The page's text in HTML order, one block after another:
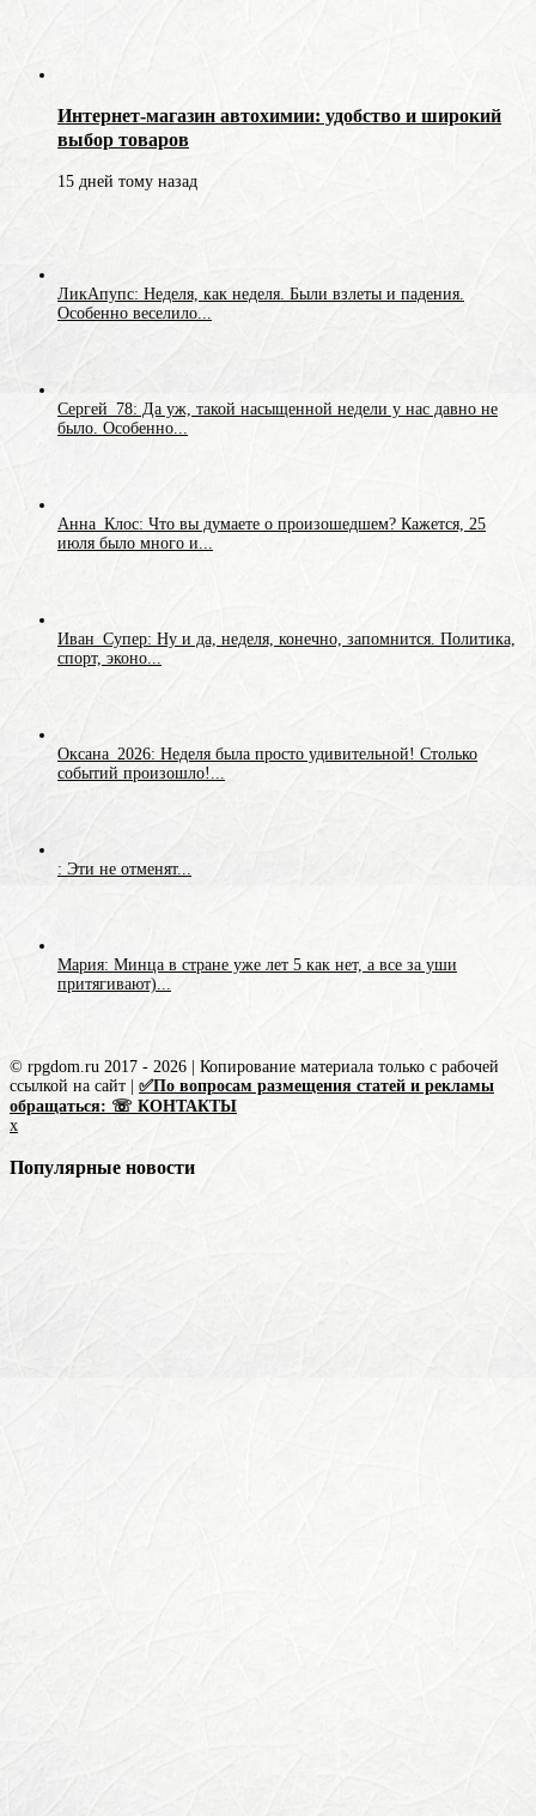
Интернет-магазин автохимии: удобство и широкий
выбор товаров
15 дней тому назад
ЛикАпупс: Неделя, как неделя. Были взлеты и падения.
Особенно веселило...
Сергей_78: Да уж, такой насыщенной недели у нас давно не
было. Особенно...
Анна_Клос: Что вы думаете о произошедшем? Кажется, 25
июля было много и...
Иван_Супер: Ну и да, неделя, конечно, запомнится. Политика,
спорт, эконо...
Оксана_2026: Неделя была просто удивительной! Столько
событий произошло!...
: Эти не отменят...
Мария: Минца в стране уже лет 5 как нет, а все за уши
притягивают)...
© rpgdom.ru 2017 - 2026 | Копирование материала только с рабочей
ссылкой на сайт | ✅По вопросам размещения статей и рекламы
обращаться: ☏ КОНТАКТЫ
x
Популярные новости